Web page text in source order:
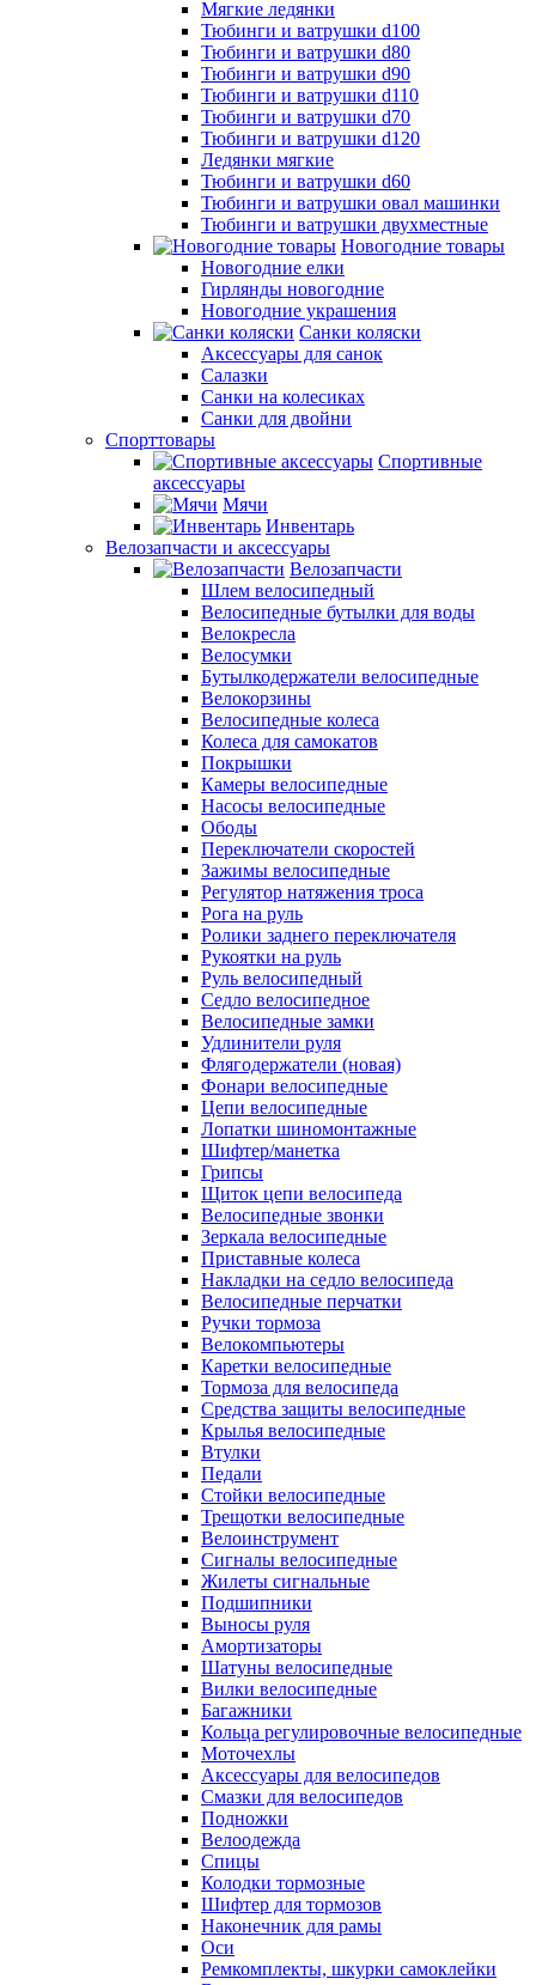
Мягкие ледянки
Тюбинги и ватрушки d100
Тюбинги и ватрушки d80
Тюбинги и ватрушки d90
Тюбинги и ватрушки d110
Тюбинги и ватрушки d70
Тюбинги и ватрушки d120
Ледянки мягкие
Тюбинги и ватрушки d60
Тюбинги и ватрушки овал машинки
Тюбинги и ватрушки двухместные
Новогодние товары
Новогодние елки
Гирлянды новогодние
Новогодние украшения
Санки коляски
Аксессуары для санок
Салазки
Санки на колесиках
Санки для двойни
Спорттовары
Спортивные
аксессуары
Мячи
Инвентарь
Велозапчасти и аксессуары
Велозапчасти
Шлем велосипедный
Велосипедные бутылки для воды
Велокресла
Велосумки
Бутылкодержатели велосипедные
Велокорзины
Велосипедные колеса
Колеса для самокатов
Покрышки
Камеры велосипедные
Насосы велосипедные
Ободы
Переключатели скоростей
Зажимы велосипедные
Регулятор натяжения троса
Рога на руль
Ролики заднего переключателя
Рукоятки на руль
Руль велосипедный
Седло велосипедное
Велосипедные замки
Удлинители руля
Флягодержатели (новая)
Фонари велосипедные
Цепи велосипедные
Лопатки шиномонтажные
Шифтер/манетка
Грипсы
Щиток цепи велосипеда
Велосипедные звонки
Зеркала велосипедные
Приставные колеса
Накладки на седло велосипеда
Велосипедные перчатки
Ручки тормоза
Велокомпьютеры
Каретки велосипедные
Тормоза для велосипеда
Средства защиты велосипедные
Крылья велосипедные
Втулки
Педали
Стойки велосипедные
Трещотки велосипедные
Велоинструмент
Сигналы велосипедные
Жилеты сигнальные
Подшипники
Выносы руля
Амортизаторы
Шатуны велосипедные
Вилки велосипедные
Багажники
Кольца регулировочные велосипедные
Моточехлы
Аксессуары для велосипедов
Смазки для велосипедов
Подножки
Велоодежда
Спицы
Колодки тормозные
Шифтер для тормозов
Наконечник для рамы
Оси
Ремкомплекты, шкурки самоклейки